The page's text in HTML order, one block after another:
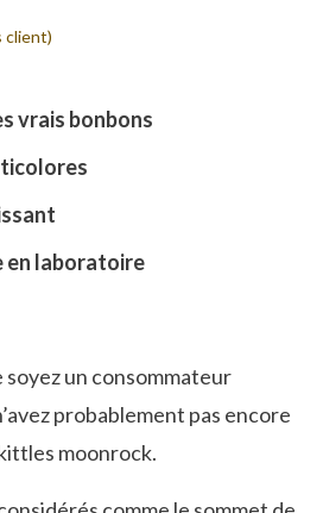
client)
vrais bonbons
laboratoire
soyez un consommateur
probablement pas encore
moonrock.